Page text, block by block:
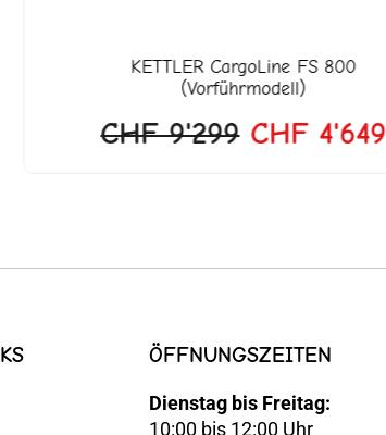
KETTLERCargoLine FS 800
(Vorführmodell)
CHF9'299 CHF4'649
ÖFFNUNGSZEITEN
Dienstag bis Freitag:
10:00 bis 12:00 Uhr